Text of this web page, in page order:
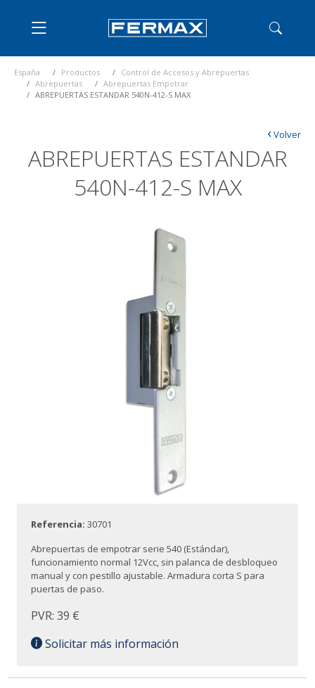
España Productos
Control de Accesos y Abrepuertas
Abrepuertas
Abrepuertas Empotrar
ABREPUERTAS ESTANDAR 540N-412-S MAX
ABREPUERTAS ESTANDAR
540N-412-S MAX
‹Volver
Referencia: 30701
Abrepuertas de empotrar serie 540 (Estándar),
funcionamiento normal 12Vcc, sin palanca de desbloqueo
manual y con pestillo ajustable. Armadura corta S para
puertas de paso.
PVR: 39 €
Solicitar más información